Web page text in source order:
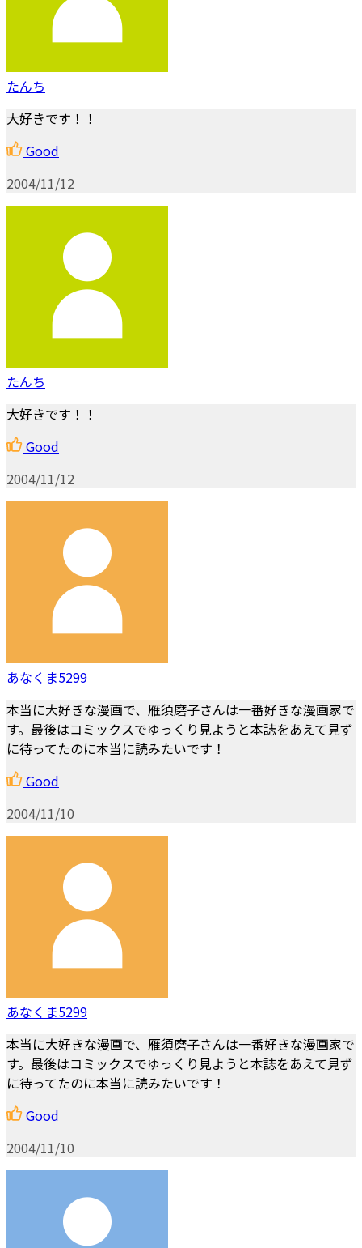
たんち
大好きです！！
Good
2004/11/12
たんち
大好きです！！
Good
2004/11/12
あなくま5299
本当に大好きな漫画で、雁須磨子さんは一番好きな漫画家で
す。最後はコミックスでゆっくり見ようと本誌をあえて見ず
に待ってたのに本当に読みたいです！
Good
2004/11/10
あなくま5299
本当に大好きな漫画で、雁須磨子さんは一番好きな漫画家で
す。最後はコミックスでゆっくり見ようと本誌をあえて見ず
に待ってたのに本当に読みたいです！
Good
2004/11/10